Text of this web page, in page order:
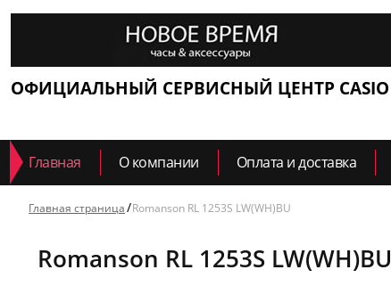
ОФИЦИАЛЬНЫЙ СЕРВИСНЫЙ ЦЕНТР CASIO
Главная О компании Оплата и доставка
Главная страница Romanson RL 1253S LW(WH)BU
Romanson RL 1253S LW(WH)BU